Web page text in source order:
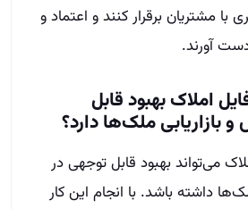
مشتریان برقرار کنند و اعتماد و
آورند.
املاک بهبود قابل
بازاریابی ملک‌ها دارد؟
می‌تواند بهبود قابل توجهی در
داشته باشد. با انجام این کار